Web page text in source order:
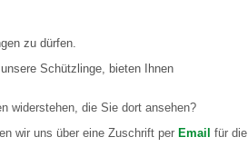
zu dürfen.
Schützlinge, bieten Ihnen
widerstehen, die Sie dort ansehen?
wir uns über eine Zuschrift per Email für die